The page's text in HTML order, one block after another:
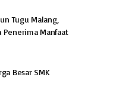
Tugu Malang,
Penerima Manfaat
Besar SMK